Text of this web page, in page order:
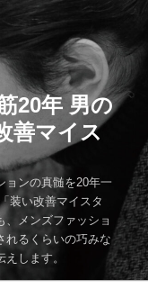
20年 男の
善マイス
ョンの真髄を20年一
装い改善マイスタ
、メンズファッショ
れるくらいの巧みな
します。